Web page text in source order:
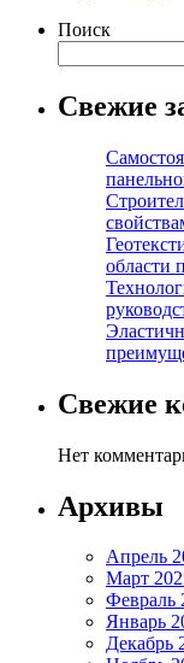
Поиск
Свежие
области
Свежие
Нет
Архивы
Апрель
Март
Февраль
Январь
Декабрь